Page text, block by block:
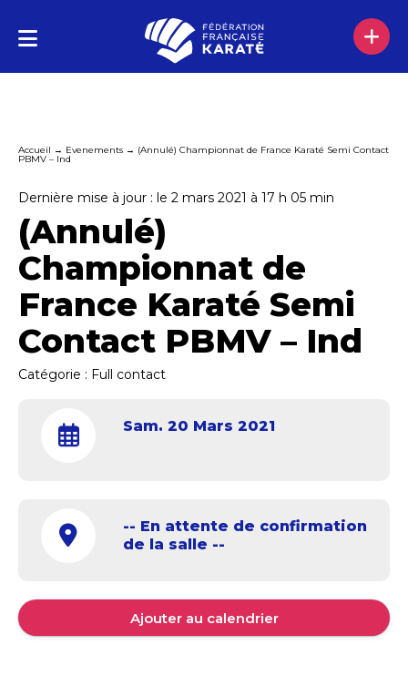
Accueil → Evenements → (Annulé) Championnat de France Karaté Semi Contact
PBMV – Ind
Dernière mise à jour : le 2 mars 2021 à 17 h 05 min
(Annulé)
Championnat de
France Karaté Semi
Contact PBMV – Ind
Catégorie : Full contact
Sam. 20 Mars 2021
-- En attente de confirmation
de la salle --
Ajouter au calendrier